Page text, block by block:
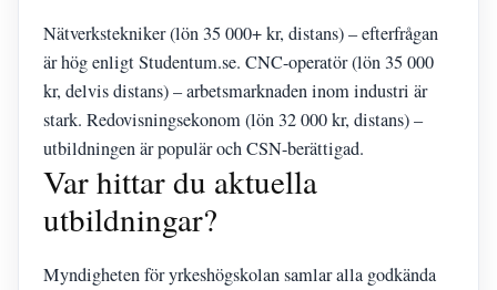
Nätverkstekniker (lön 35 000+ kr, distans) – efterfrågan
är hög enligt Studentum.se. CNC-operatör (lön 35 000
kr, delvis distans) – arbetsmarknaden inom industri är
stark. Redovisningsekonom (lön 32 000 kr, distans) –
utbildningen är populär och CSN-berättigad.
Var hittar du aktuella
utbildningar?
Myndigheten för yrkeshögskolan samlar alla godkända